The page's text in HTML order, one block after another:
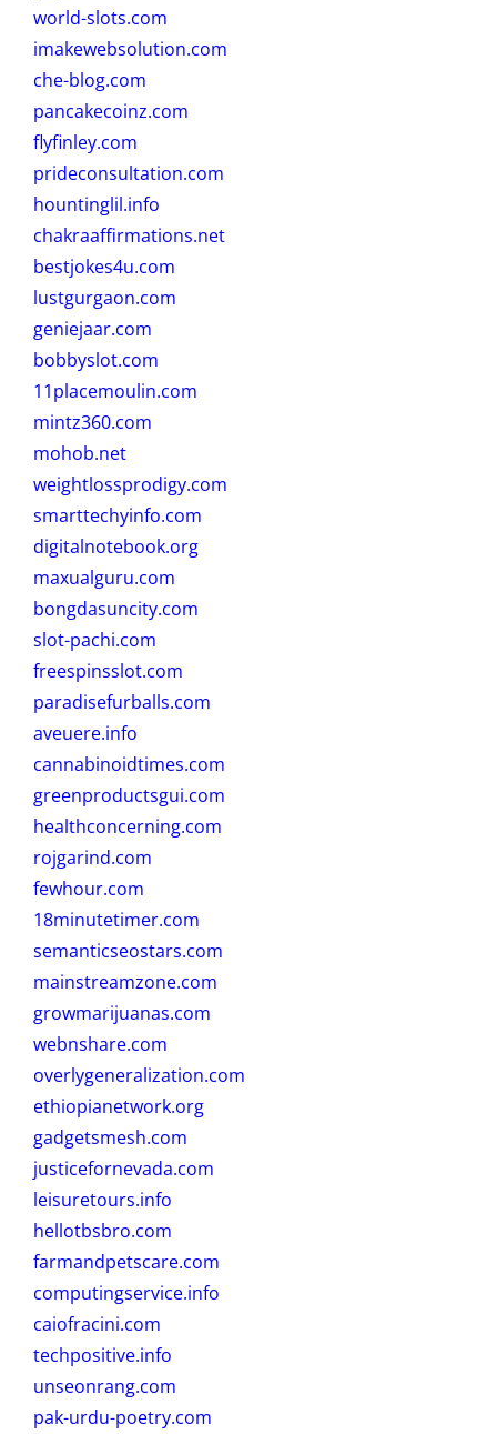
world-slots.com
imakewebsolution.com
che-blog.com
pancakecoinz.com
flyfinley.com
prideconsultation.com
hountinglil.info
chakraaffirmations.net
bestjokes4u.com
lustgurgaon.com
geniejaar.com
bobbyslot.com
11placemoulin.com
mintz360.com
mohob.net
weightlossprodigy.com
smarttechyinfo.com
digitalnotebook.org
maxualguru.com
bongdasuncity.com
slot-pachi.com
freespinsslot.com
paradisefurballs.com
aveuere.info
cannabinoidtimes.com
greenproductsgui.com
healthconcerning.com
rojgarind.com
fewhour.com
18minutetimer.com
semanticseostars.com
mainstreamzone.com
growmarijuanas.com
webnshare.com
overlygeneralization.com
ethiopianetwork.org
gadgetsmesh.com
justicefornevada.com
leisuretours.info
hellotbsbro.com
farmandpetscare.com
computingservice.info
caiofracini.com
techpositive.info
unseonrang.com
pak-urdu-poetry.com